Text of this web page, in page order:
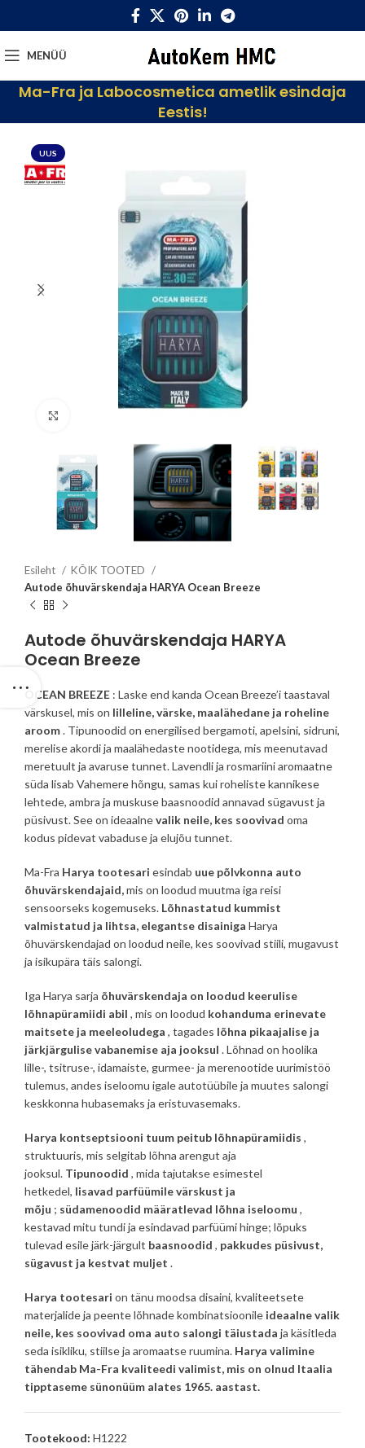
MENÜÜ
Ma-Fra ja Labocosmetica ametlik esindaja
Eestis!
UUS
Esileht
KÕIK TOOTED
Autode õhuvärskendaja HARYA Ocean Breeze
Autode õhuvärskendaja HARYA
Ocean Breeze
OCEAN BREEZE : Laske end kanda Ocean Breeze’i taastaval
värskusel, mis on lilleline, värske, maalähedane ja roheline
aroom. Tipunoodid on energilised bergamoti, apelsini, sidruni,
merelise akordi ja maalähedaste nootidega, mis meenutavad
meretuult ja avaruse tunnet. Lavendli ja rosmariini aromaatne
süda lisab Vahemere hõngu, samas kui roheliste kannikese
lehtede, ambra ja muskuse baasnoodid annavad sügavust ja
püsivust. See on ideaalnevalik neile, kes soovivad oma
kodus pidevat vabaduse ja elujõu tunnet.
Ma-Fra Harya tootesari esindab uue põlvkonna auto
õhuvärskendajaid,mis on loodud muutma iga reisi
sensoorseks kogemuseks. Lõhnastatud kummist
valmistatud ja lihtsa, elegantse disainiga Harya
õhuvärskendajad on loodud neile, kes soovivad stiili, mugavust
ja isikupära täis salongi.
Iga Harya sarja õhuvärskendaja on loodud keerulise
lõhnapüramiidi abil , mis on loodud kohanduma erinevate
maitsete ja meeleoludega , tagades lõhna pikaajalise ja
järkjärgulise vabanemise aja jooksul . Lõhnad on hoolika
lille-, tsitruse-, idamaiste, gurmee- ja merenootide uurimistöö
tulemus, andes iseloomu igale autotüübile ja muutes salongi
keskkonna hubasemaks ja eristuvasemaks.
Harya kontseptsiooni tuum peitub lõhnapüramiidis ,
struktuuris, mis selgitab lõhna arengut aja
jooksul. Tipunoodid , mida tajutakse esimestel
hetkedel, lisavad parfüümile värskust ja
mõju ; südamenoodid määratlevad lõhna iseloomu ,
kestavad mitu tundi ja esindavad parfüümi hinge; lõpuks
tulevad esile järk-järgult baasnoodid , pakkudes püsivust,
sügavust ja kestvat muljet .
Harya tootesari on tänu moodsa disaini, kvaliteetsete
materjalide ja peente lõhnade kombinatsioonile ideaalne valik
neile, kes soovivad oma auto salongi täiustada ja käsitleda
seda isikliku, stiilse ja aromaatse ruumina. Harya valimine
tähendab Ma-Fra kvaliteedi valimist, mis on olnud Itaalia
tipptaseme sünonüüm alates 1965. aastast.
Tootekood: H1222